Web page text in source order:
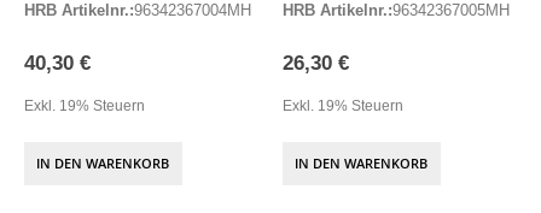
HRB Artikelnr.:96342367004MH
40,30 €
Exkl. 19% Steuern
IN DEN WARENKORB
HRB Artikelnr.:96342367005MH
26,30 €
Exkl. 19% Steuern
IN DEN WARENKORB